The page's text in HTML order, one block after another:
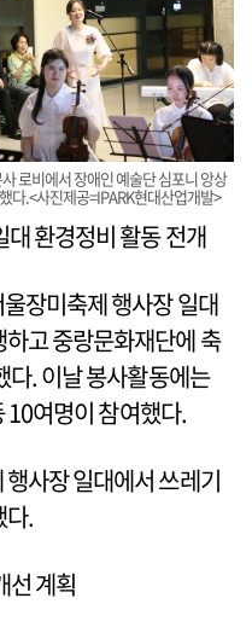
로비에서 장애인 예술단 심포니 앙상
다.<사진제공=IPARK현대산업개발>
환경정비 활동 전개
장미축제 행사장 일대
고 중랑문화재단에 축
다. 이날 봉사활동에는
10여명이 참여했다.
사장 일대에서 쓰레기
다.
계획